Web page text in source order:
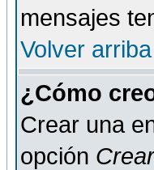
mensajes
Volver arriba
¿Cómo
Crear una
opción